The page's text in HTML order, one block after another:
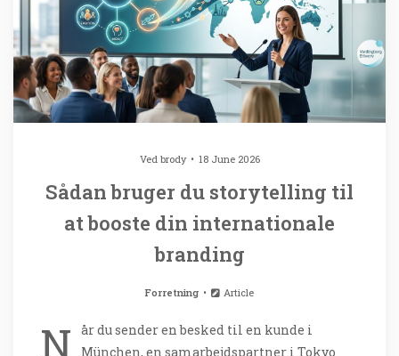
Ved brody 18 June 2026
Sådan bruger du storytelling til
at booste din internationale
branding
Forretning Article
N
år du sender en besked til en kunde i
München, en samarbejdspartner i Tokyo